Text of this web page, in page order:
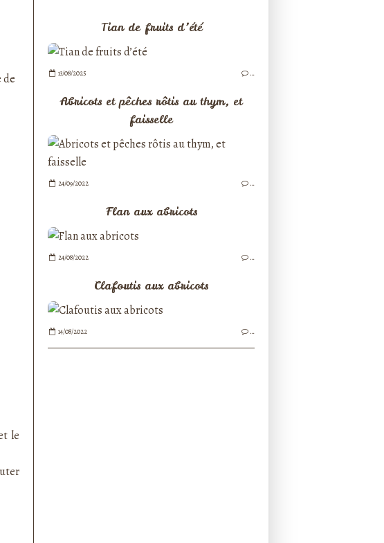
de
le
Tian de fruits d’été
13/08/2025 …
Abricots et pêches rôtis au thym, et
faisselle
24/09/2022 …
Flan aux abricots
24/08/2022 …
Clafoutis aux abricots
14/08/2022 …